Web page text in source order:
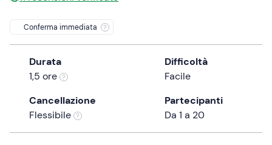
question
mark
keyboard
shortcuts
Conferma immediata
Durata
1,5 ore
Difficoltà
Facile
Cancellazione
Flessibile
Partecipanti
Da 1 a 20